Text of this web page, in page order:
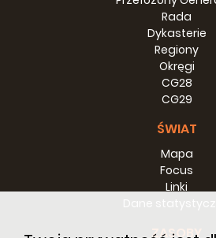
Rada
Dykasterie
Regiony
Okręgi
CG28
CG29
ŚWIAT
Mapa
Focus
Linki
ZASOBY